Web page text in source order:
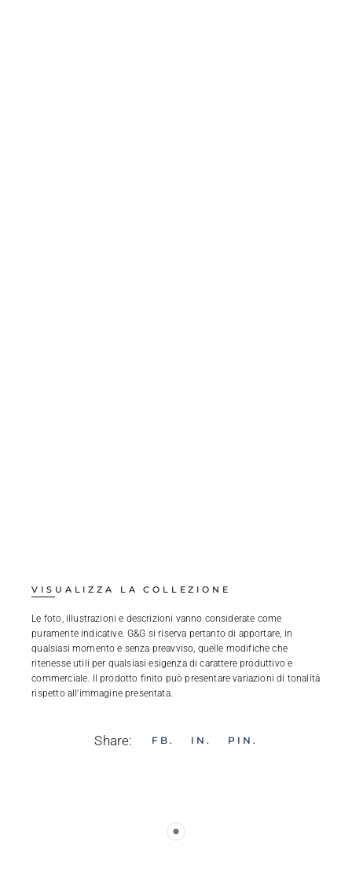
VISUALIZZA LA COLLEZIONE
Le foto, illustrazioni e descrizioni vanno considerate come
puramente indicative. G&G si riserva pertanto di apportare, in
qualsiasi momento e senza preavviso, quelle modifiche che
ritenesse utili per qualsiasi esigenza di carattere produttivo e
commerciale. Il prodotto finito può presentare variazioni di tonalità
rispetto all’immagine presentata.
Share: FB IN PIN